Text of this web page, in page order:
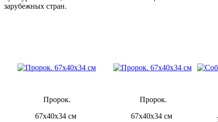
зарубежных стран.
Пророк.
67х40х34 см
Пророк.
67х40х34 см